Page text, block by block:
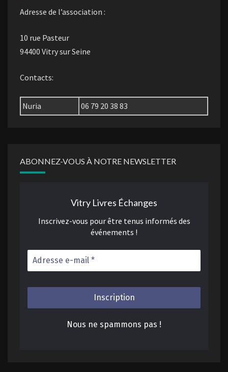
Adresse de l’association :
10 rue Pasteur
94400 Vitry sur Seine
Contacts:
Nuria 06 79 20 38 83
ABONNEZ-VOUS À NOTRE NEWSLETTER
Vitry Livres Échanges
Inscrivez-vous pour être tenus informés des
événements !
Nous ne spammons pas !